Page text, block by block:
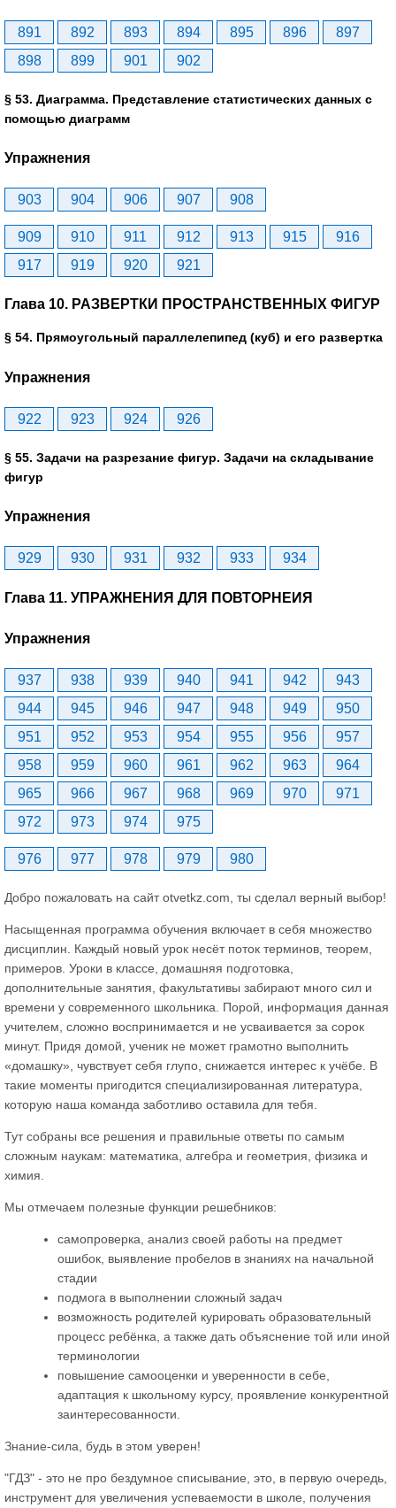
891 892 893 894 895 896
897
898
899 901 902
§ 53. Диаграмма. Представление статистических данных с
помощью диаграмм
Упражнения
903 904 906 907 908
909 910 911 912 913 915
916
917
919 920 921
Глава 10. РАЗВЕРТКИ ПРОСТРАНСТВЕННЫХ ФИГУР
§ 54. Прямоугольный параллелепипед (куб) и его развертка
Упражнения
922 923 924 926
§ 55. Задачи на разрезание фигур. Задачи на складывание
фигур
Упражнения
929 930 931 932 933 934
Глава 11. УПРАЖНЕНИЯ ДЛЯ ПОВТОРНЕИЯ
Упражнения
937 938 939 940 941 942
943
944
945 946 947 948 949
950
951
952 953 954 955 956
957
958
959 960 961 962 963
964
965
966 967 968 969 970
971
972
973 974 975
976 977 978 979 980
Добро пожаловать на сайт otvetkz.com, ты сделал верный выбор!
Насыщенная программа обучения включает в себя множество
дисциплин. Каждый новый урок несёт поток терминов, теорем,
примеров. Уроки в классе, домашняя подготовка,
дополнительные занятия, факультативы забирают много сил и
времени у современного школьника. Порой, информация данная
учителем, сложно воспринимается и не усваивается за сорок
минут. Придя домой, ученик не может грамотно выполнить
«домашку», чувствует себя глупо, снижается интерес к учёбе. В
такие моменты пригодится специализированная литература,
которую наша команда заботливо оставила для тебя.
Тут собраны все решения и правильные ответы по самым
сложным наукам: математика, алгебра и геометрия, физика и
химия.
Мы отмечаем полезные функции решебников:
самопроверка, анализ своей работы на предмет
ошибок, выявление пробелов в знаниях на начальной
стадии
подмога в выполнении сложный задач
возможность родителей курировать образовательный
процесс ребёнка, а также дать объяснение той или иной
терминологии
повышение самооценки и уверенности в себе,
адаптация к школьному курсу, проявление конкурентной
заинтересованности.
Знание-сила, будь в этом уверен!
"ГДЗ" - это не про бездумное списывание, это, в первую очередь,
инструмент для увеличения успеваемости в школе, получения